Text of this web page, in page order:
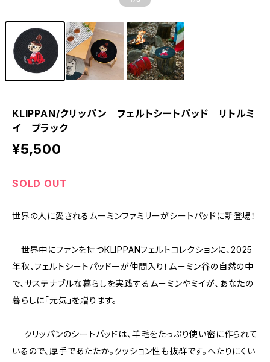
KLIPPAN/クリッパン フェルトシートパッド リトルミ
イ ブラック
¥5,500
SOLD OUT
世界の人に愛されるムーミンファミリーがシートパッドに新登場！
世界中にファンを持つKLIPPANフェルトコレクションに、2025
年秋、フェルトシートパッドーが仲間入り！ムーミン谷の自然の中
で、サステナブルな暮らしを実践するムーミンやミイが、あなたの
暮らしに「元気」を贈ります。
クリッパンのシートパッドは、羊毛をたっぷり使い密に作られて
いるので、厚手であたたか。クッション性も抜群です。へたりにくい